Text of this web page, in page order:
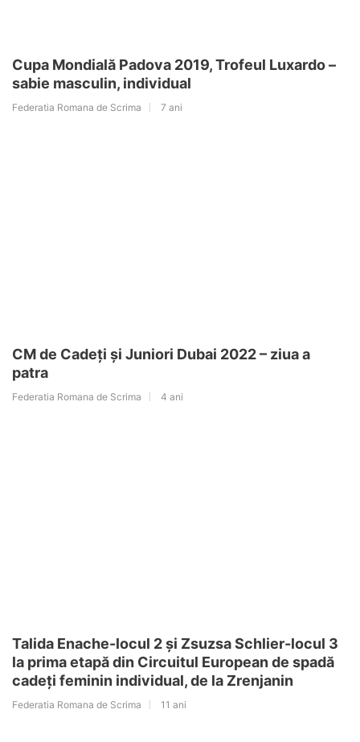
Cupa Mondială Padova 2019, Trofeul Luxardo –
sabie masculin, individual
Federatia Romana de Scrima 7 ani
CM de Cadeți și Juniori Dubai 2022 – ziua a
patra
Federatia Romana de Scrima 4 ani
Talida Enache-locul 2 și Zsuzsa Schlier-locul 3
la prima etapă din Circuitul European de spadă
cadeți feminin individual, de la Zrenjanin
Federatia Romana de Scrima 11 ani